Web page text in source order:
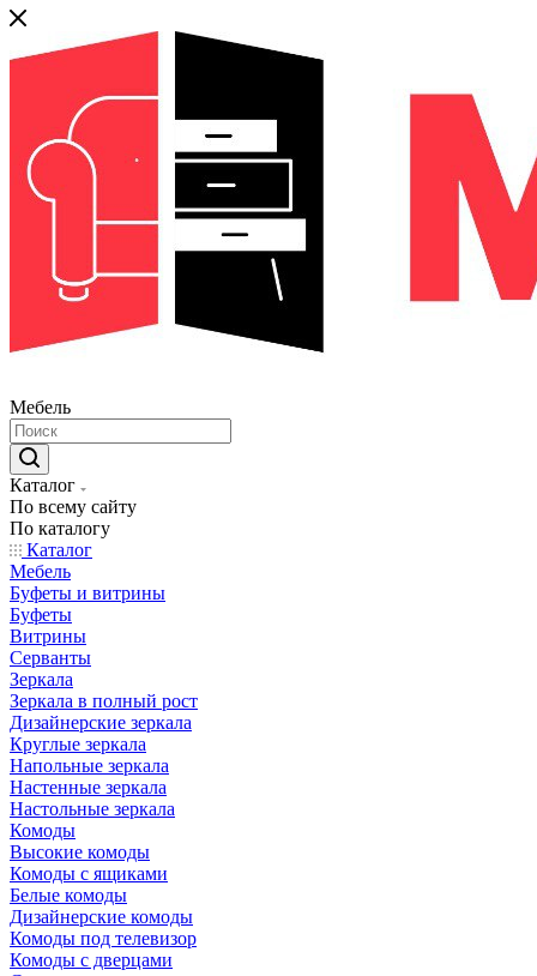
Мебель
Каталог
По всему сайту
По каталогу
Каталог
Мебель
Буфеты и витрины
Буфеты
Витрины
Серванты
Зеркала
Зеркала в полный рост
Дизайнерские зеркала
Круглые зеркала
Напольные зеркала
Настенные зеркала
Настольные зеркала
Комоды
Высокие комоды
Комоды с ящиками
Белые комоды
Дизайнерские комоды
Комоды под телевизор
Комоды с дверцами